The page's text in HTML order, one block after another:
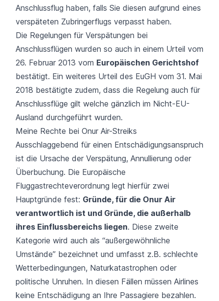
Anschlussflug haben, falls Sie diesen aufgrund eines
verspäteten Zubringerflugs verpasst haben.
Die Regelungen für Verspätungen bei
Anschlussflügen wurden so auch in einem Urteil vom
26. Februar 2013 vom Europäischen Gerichtshof
bestätigt. Ein weiteres Urteil des EuGH vom 31. Mai
2018 bestätigte zudem, dass die Regelung auch für
Anschlussflüge gilt welche gänzlich im Nicht-EU-
Ausland durchgeführt wurden.
Meine Rechte bei Onur Air-Streiks
Ausschlaggebend für einen Entschädigungsanspruch
ist die Ursache der Verspätung, Annullierung oder
Überbuchung. Die Europäische
Fluggastrechteverordnung legt hierfür zwei
Hauptgründe fest: Gründe, für die Onur Air
verantwortlich ist und Gründe, die außerhalb
ihres Einflussbereichs liegen. Diese zweite
Kategorie wird auch als “außergewöhnliche
Umstände” bezeichnet und umfasst z.B. schlechte
Wetterbedingungen, Naturkatastrophen oder
politische Unruhen. In diesen Fällen müssen Airlines
keine Entschädigung an Ihre Passagiere bezahlen.